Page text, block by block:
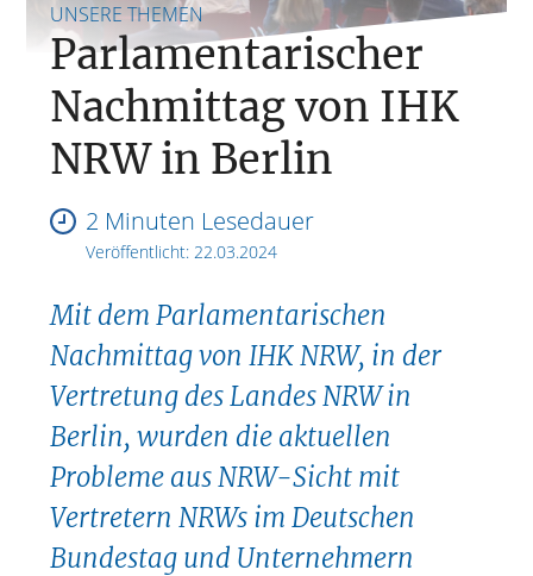
UNSERE THEMEN
Parlamentarischer
Nachmittag von IHK
NRW in Berlin
2 Minuten Lesedauer
Veröffentlicht:22.03.2024
Mit dem Parlamentarischen
Nachmittag von IHK NRW, in der
Vertretung des Landes NRW in
Berlin, wurden die aktuellen
Probleme aus NRW-Sicht mit
Vertretern NRWs im Deutschen
Bundestag und Unternehmern